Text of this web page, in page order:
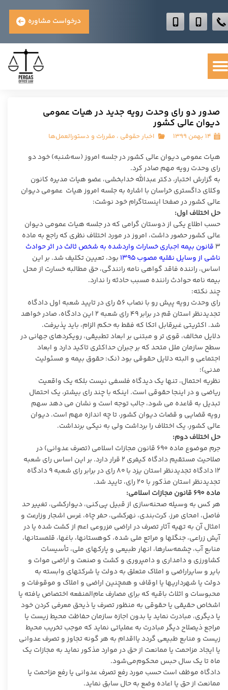
درخواست مشاوره
صدور دو رای وحدت رویه جدید در هیات عمومی
دیوان عالی کشور
۱۴ بهمن ۱۳۹۹ اخبار حقوقی ، مقررات و دستورالعمل‌ها
هیات عمومی دیوان عالی کشور در جلسه امروز (سه‌شنبه) خود دو
رای وحدت رویه مهم صادر کرد.
به گزارش اختبار، دکتر عبدالله خدابخشی، عضو هیات مدیره کانون
وکلای داگستری خراسان با اشاره به جلسه امروز هیات عمومی دیوان
عالی کشور در صفحا اینستاگرام خود نوشت:
حل اختلاف اول:
حسب اطلاع یکی از دوستان گرامی که در جلسه هیات عمومی دیوان
عالی کشور حضور داشت، امروز در مورد اختلاف نظری که راجع به ماده
۳ قانون بیمه اجباری خسارات واردشده به شخص ثالث در اثر حوادث
ناشی از وسایل نقلیه مصوب ۱۳۹۵
بود، تعیین تکلیف شد. بر این
اساس، راننده فاقد گواهی نامه رانندگی، حق مطالبه خسارت از محل
بیمه نامه حوادث راننده مسبب حادثه را ندارد.
چند نکته:
رای وحدت رویه پیش رو با نصاب ۵۶ رای در تایید شعبه اول دادگاه
تجدیدنظر استان قم در برابر ۴۹ رای شعبه ۲ این دادگاه، صادر خواهد
شد. اکثریتی غیرقابل اتکا که فقط به حکم الزام، باید پذیرفت.
دلایل مخالف، قوی تر و مبتنی بر ابعاد تطبیقی، رویکردهای جهانی در
سطح سازمان ملل متحد که بر جبران حداکثری تاکید دارد و ابعاد
اجتماعی و البته دلایل حقوقی بود (نک: حقوق بیمه و مسئولیت
مدنی)؛
نظریه احتمال، تنها یک دیدگاه فلسفی نیست بلکه یک واقعیت
ریاضی و در اینجا حقوقی است. اینکه با چند رای بیشتر، یک احتمال
تبدیل به قاعده می شود، جالب توجه است و نشان می دهد سهم
رویه قضایی و قضات دیوان کشور، تا چه اندازه مهم است. دیوان
عالی کشور، یک اختلاف را برداشت ولی به نیکی برنداشت.
حل اختلاف دوم:
جرم موضوع ماده ۶۹۰ قانون مجازات اسلامی (تصرف عدوانی) در
صلاحیت مستقیم دادگاه کیفری ۲ قرار دارد. بر این اساس رای شعبه
۱۲ دادگاه تجدیدنظر استان یزد با ۸۰ رای در برابر رای شعبه ۹ دادگاه
تجدیدنظر استان مذکور با ۲۰ رای، تایید شد.
ماده ۶۹۰ قانون مجازات اسلامی:
هر کس به وسیله صحنه‌سازی از قبیل پی‌کنی، دیوارکشی، تغییر حد
فاصل، امحای مرز، کرت‌بندی، نهرکشی، حفر چاه، غرس اشجار و‌زارعت و
امثال آن به تهیه آثار تصرف در اراضی مزروعی اعم از کشت شده یا در
آیش زراعی، جنگلها و مراتع ملی شده، کوهستانها، باغها، قلمستانها،‌
منابع آب، چشمه‌سارها، انهار طبیعی و پارکهای ملی، تأسیسات
کشاورزی و دامداری و دامپروری و کشت و صنعت و اراضی موات و
بایر و سایر‌اراضی و املاک متعلق به دولت یا شرکتهای وابسته به
دولت یا شهرداریها یا اوقاف و همچنین اراضی و املاک و موقوفات و
محبوسات و اثلاث‌ باقیه که برای مصارف عام‌المنفعه اختصاص یافته یا
اشخاص حقیقی یا حقوقی به منظور تصرف یا ذیحق معرفی کردن خود
یا دیگری، مبادرت نماید یا‌ بدون اجازه سازمان حفاظت محیط زیست یا
مراجع ذیصلاح دیگر مبادرت به عملیاتی نماید که موجب تخریب محیط
زیست و منابع طبیعی گردد یا‌اقدام به هر گونه تجاوز و تصرف عدوانی
یا ایجاد مزاحمت یا ممانعت از حق در موارد مذکور نماید به مجازات یک
ماه تا یک سال حبس محکوم‌می‌شود.
دادگاه موظف است حسب مورد رفع تصرف عدوانی یا رفع مزاحمت یا
ممانعت از حق یا اعاده وضع به حال سابق نماید.